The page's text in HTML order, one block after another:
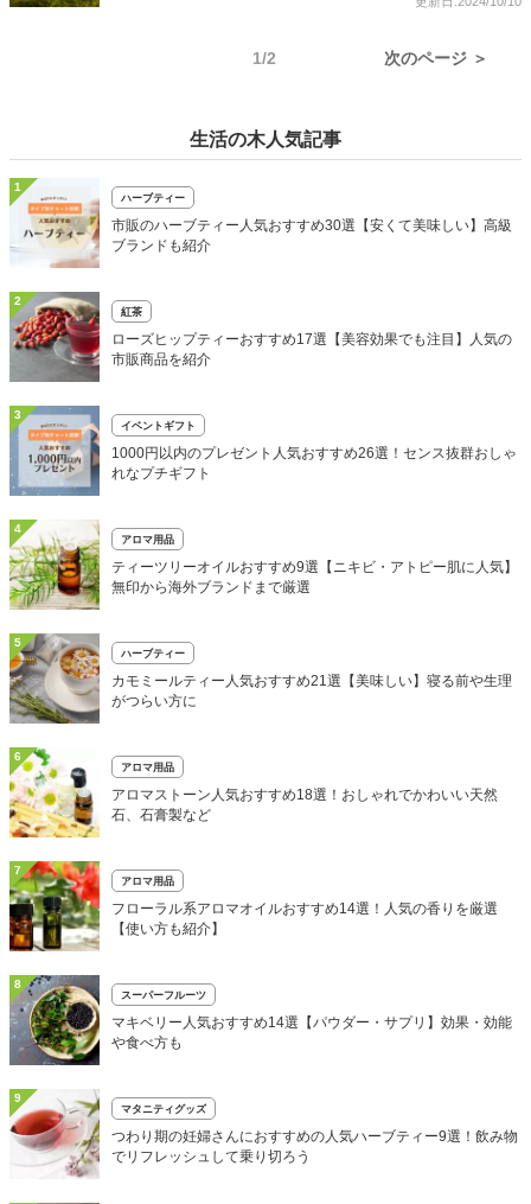
1/2 次のページ ＞
生活の木人気記事
1
ハーブティー
市販のハーブティー人気おすすめ30選【安くて美味しい】高級
ブランドも紹介
2
紅茶
ローズヒップティーおすすめ17選【美容効果でも注目】人気の
市販商品を紹介
3
イベントギフト
1000円以内のプレゼント人気おすすめ26選！センス抜群おしゃ
れなプチギフト
4
アロマ用品
ティーツリーオイルおすすめ9選【ニキビ・アトピー肌に人気】
無印から海外ブランドまで厳選
5
ハーブティー
カモミールティー人気おすすめ21選【美味しい】寝る前や生理
がつらい方に
6
アロマ用品
アロマストーン人気おすすめ18選！おしゃれでかわいい天然
石、石膏製など
7
アロマ用品
フローラル系アロマオイルおすすめ14選！人気の香りを厳選
【使い方も紹介】
8
スーパーフルーツ
マキベリー人気おすすめ14選【パウダー・サプリ】効果・効能
や食べ方も
9
マタニティグッズ
つわり期の妊婦さんにおすすめの人気ハーブティー9選！飲み物
でリフレッシュして乗り切ろう